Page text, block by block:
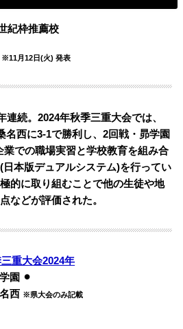
紀枠推薦校
※11月12日(火) 発表
連続。2024年秋季三重大会では、
名西に3-1で勝利し、2回戦・昴学園
業での職場実習と学校教育を組み合
本版デュアルシステム)を行ってい
的に取り組むことで他の生徒や地
などが評価された。
重大会2024年
園 ⚫︎
西 ※県大会のみ記載